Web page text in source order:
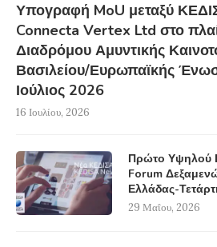
Υπογραφή MoU μεταξύ
Connecta Vertex Ltd στο
Διαδρόμου Αμυντικής
Βασιλείου/Ευρωπαϊκής
Ιούλιος 2026
16 Ιουλίου, 2026
Πρώτο Υψηλού
Forum
Ελλάδας-
29 Μαΐου, 2026